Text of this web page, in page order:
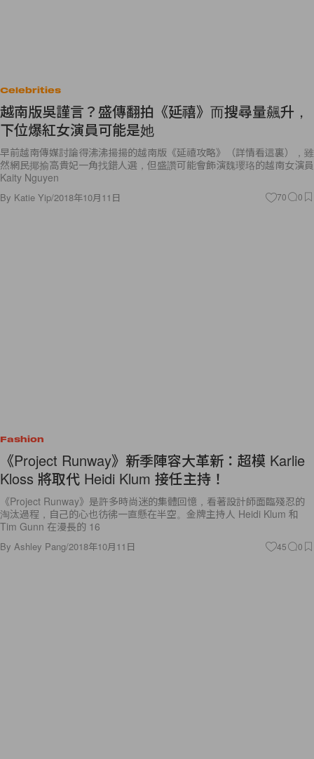
Celebrities
越南版吳謹言？盛傳翻拍《延禧》而搜尋量飆升，
下位爆紅女演員可能是她
早前越南傳媒討論得沸沸揚揚的越南版《延禧攻略》（詳情看這裏），雖
然網民揶揄高貴妃一角找錯人選，但盛讚可能會飾演魏瓔珞的越南女演員
Kaity Nguyen
By Katie Yip/2018年10月11日 70 0
Fashion
《Project Runway》新季陣容大革新：超模 Karlie
Kloss 將取代 Heidi Klum 接任主持！
《Project Runway》是許多時尚迷的集體回憶，看著設計師面臨殘忍的
淘汰過程，自己的心也彷彿一直懸在半空。金牌主持人 Heidi Klum 和
Tim Gunn 在漫長的 16
By Ashley Pang/2018年10月11日 45 0